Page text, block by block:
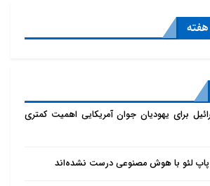
هفته
برای یهودیان جوان آمریکایی اهمیت کمتری
لئو با هوش مصنوعی درست نشده‌اند